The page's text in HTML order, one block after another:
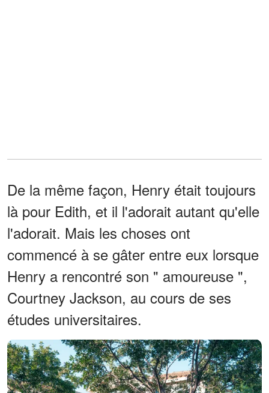
De la même façon, Henry était toujours
là pour Edith, et il l'adorait autant qu'elle
l'adorait. Mais les choses ont
commencé à se gâter entre eux lorsque
Henry a rencontré son " amoureuse ",
Courtney Jackson, au cours de ses
études universitaires.